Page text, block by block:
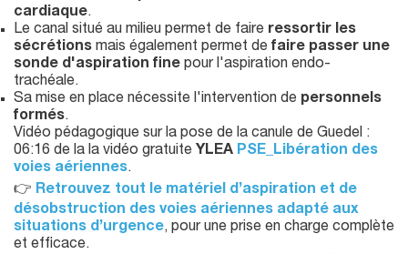
cardiaque.
Le canal situé au milieu permet de faire ressortir les
sécrétions mais également permet de faire passer une
sonde d'aspiration fine pour l'aspiration endo-
trachéale.
Sa mise en place nécessite l'intervention de personnels
formés.
Vidéo pédagogique sur la pose de la canule de Guedel :
06:16 de la la vidéo gratuite YLEA PSE_Libération des
voies aériennes.
👉 Retrouvez tout le matériel d’aspiration et de
désobstruction des voies aériennes adapté aux
situations d’urgence, pour une prise en charge complète
et efficace.